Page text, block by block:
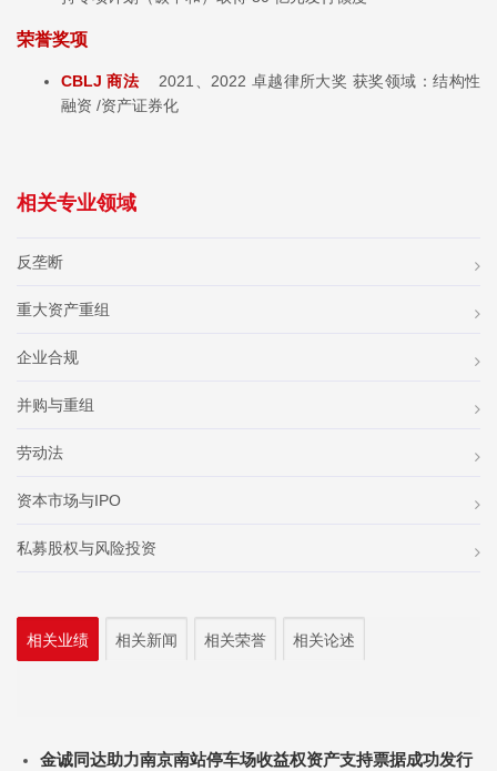
荣誉奖项
CBLJ 商法
2021、2022 卓越律所大奖 获奖领域：结构性
融资 /资产证券化
相关专业领域
反垄断
重大资产重组
企业合规
并购与重组
劳动法
资本市场与IPO
私募股权与风险投资
相关业绩 相关新闻 相关荣誉 相关论述
金诚同达助力南京南站停车场收益权资产支持票据成功发行